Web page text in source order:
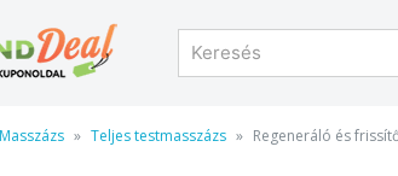
Masszázs Teljes testmasszázs Regeneráló és